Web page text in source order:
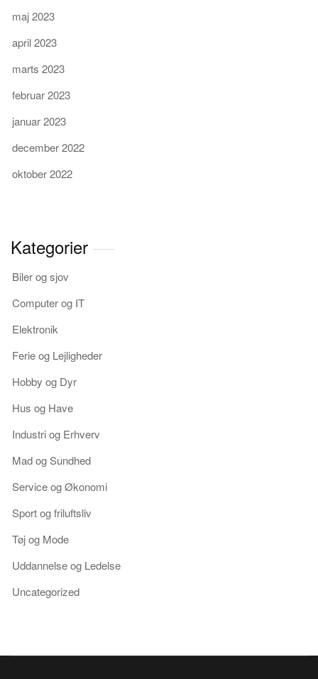
maj 2023
april 2023
marts 2023
februar 2023
januar 2023
december 2022
oktober 2022
Kategorier
Biler og sjov
Computer og IT
Elektronik
Ferie og Lejligheder
Hobby og Dyr
Hus og Have
Industri og Erhverv
Mad og Sundhed
Service og Økonomi
Sport og friluftsliv
Tøj og Mode
Uddannelse og Ledelse
Uncategorized